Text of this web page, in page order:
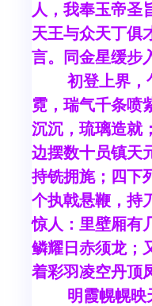
人，我奉玉帝圣
天王与众天丁俱
言。同金星缓步
初登上界，乍
霓，瑞气千条喷
沉沉，琉璃造就
边摆数十员镇天
持铣拥旄；四下
个执戟悬鞭，持
惊人：里壁厢有
鳞耀日赤须龙；
着彩羽凌空丹顶
明霞幌幌映天